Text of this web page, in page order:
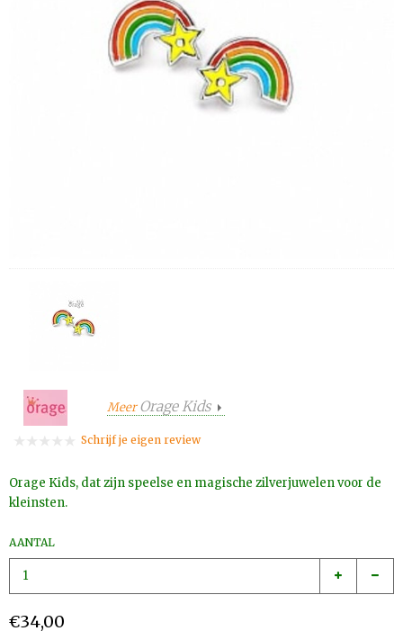
MeerOrage Kids
Schrijf je eigen review
Orage Kids, dat zijn speelse en magische zilverjuwelen voor de
kleinsten.
AANTAL
€34,00